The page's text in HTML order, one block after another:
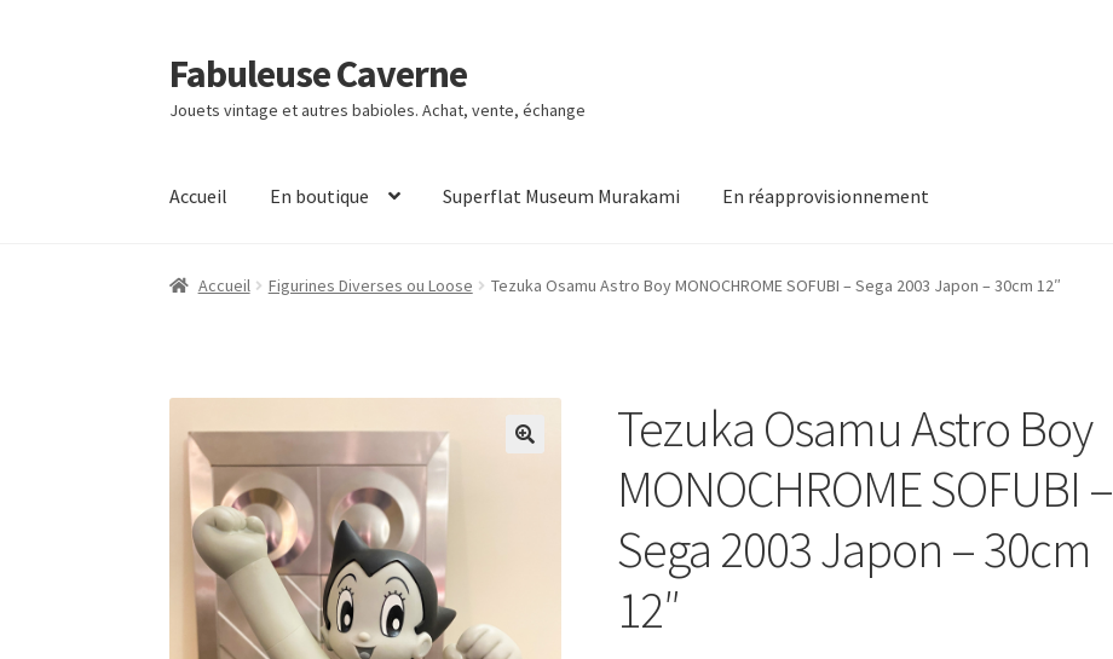
Aller
à
la
Aller
au
contenu
Fabuleuse Caverne
Jouets vintage et autres babioles. Achat, vente, échange
Accueil En boutique Superflat Museum Murakami En réapprovisionnement
Accueil Figurines Diverses ou Loose Tezuka Osamu Astro Boy MONOCHROME SOFUBI – Sega 2003 Japon – 30cm 12″
Tezuka Osamu Astro Boy
MONOCHROME SOFUBI –
Sega 2003 Japon – 30cm
12″